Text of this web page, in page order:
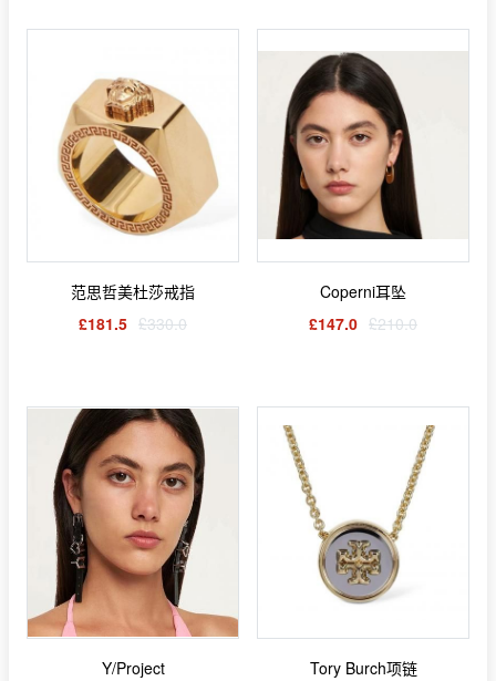
范思哲美杜莎戒指
£181.5 £330.0
Coperni耳坠
£147.0 £210.0
Y/Project
Tory Burch项链